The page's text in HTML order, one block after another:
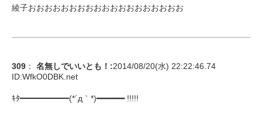
綾子おおおおおおおおおおおおおおおおおおお
309 ： 名無しでいいとも！ :2014/08/20(水) 22:22:46.74
ID:WfkO0DBK.net
ｷﾀ━━━━━━(*´д｀*)━━━━━━ !!!!!